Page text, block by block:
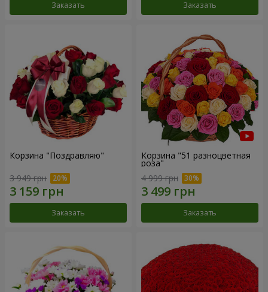
Заказать Заказать
Корзина "Поздравляю"
3 949 грн
Заказать
Корзина "51 разноцветная
роза"
4 999 грн
Заказать